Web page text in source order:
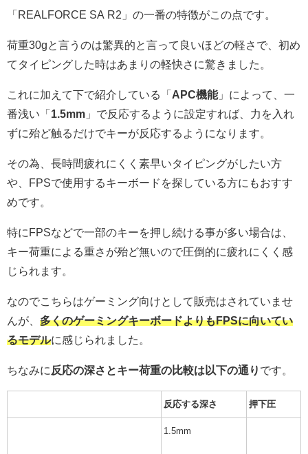
「REALFORCE SA R2」の一番の特徴がこの点です。
荷重30gと言うのは驚異的と言って良いほどの軽さで、初め
てタイピングした時はあまりの軽快さに驚きました。
これに加えて下で紹介している「 APC機能」によって、一
番浅い「 1.5mm 」で反応するように設定すれば、力を入れ
ずに殆ど触るだけでキーが反応するようになります。
その為、長時間疲れにくく素早いタイピングがしたい方
や、FPSで使用するキーボードを探している方にもおすす
めです。
特にFPSなどで一部のキーを押し続ける事が多い場合は、
キー荷重による重さが殆ど無いので圧倒的に疲れにくく感
じられます。
なのでこちらはゲーミング向けとして販売はされていませ
んが、 多くのゲーミングキーボードよりもFPSに向いてい
るモデルに感じられました。
ちなみに 反応の深さとキー荷重の比較は以下の通り です。
反応する深さ 押下圧
1.5mm